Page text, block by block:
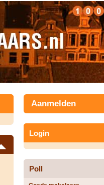
Aanmelden
Login
Poll